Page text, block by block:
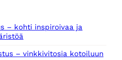
– kohti inspiroivaa ja
– vinkkivitosia kotoiluun